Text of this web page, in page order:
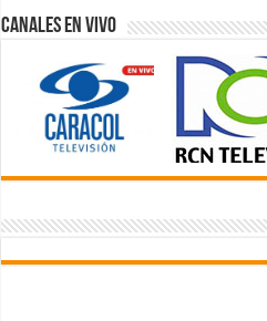
Canales En Vivo